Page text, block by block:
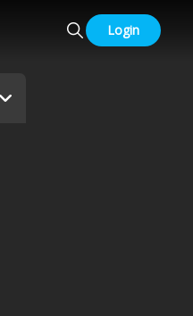
Login